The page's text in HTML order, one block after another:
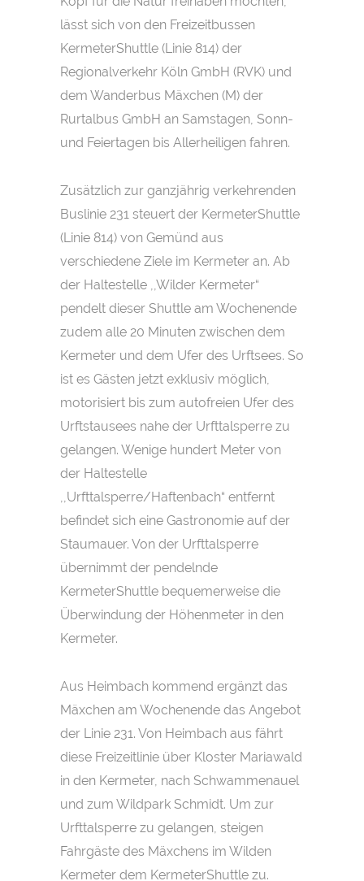
lässt sich von den Freizeitbussen
KermeterShuttle (Linie 814) der
Regionalverkehr Köln GmbH (RVK) und
dem Wanderbus Mäxchen (M) der
Rurtalbus GmbH an Samstagen, Sonn-
und Feiertagen bis Allerheiligen fahren.
Zusätzlich zur ganzjährig verkehrenden
Buslinie 231 steuert der KermeterShuttle
(Linie 814) von Gemünd aus
verschiedene Ziele im Kermeter an. Ab
der Haltestelle ,,Wilder Kermeter“
pendelt dieser Shuttle am Wochenende
zudem alle 20 Minuten zwischen dem
Kermeter und dem Ufer des Urftsees. So
ist es Gästen jetzt exklusiv möglich,
motorisiert bis zum autofreien Ufer des
Urftstausees nahe der Urfttalsperre zu
gelangen. Wenige hundert Meter von
der Haltestelle
,,Urfttalsperre/Haftenbach“ entfernt
befindet sich eine Gastronomie auf der
Staumauer. Von der Urfttalsperre
übernimmt der pendelnde
KermeterShuttle bequemerweise die
Überwindung der Höhenmeter in den
Kermeter.
Aus Heimbach kommend ergänzt das
Mäxchen am Wochenende das Angebot
der Linie 231. Von Heimbach aus fährt
diese Freizeitlinie über Kloster Mariawald
in den Kermeter, nach Schwammenauel
und zum Wildpark Schmidt. Um zur
Urfttalsperre zu gelangen, steigen
Fahrgäste des Mäxchens im Wilden
Kermeter dem KermeterShuttle zu.